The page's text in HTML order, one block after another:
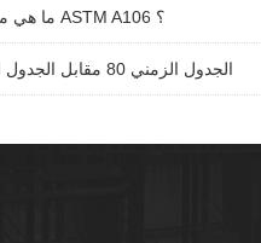
ما هي معايير مكافئة من ASTM A106 ؟
الجدول الزمني 80 مقابل الجدول الزمني 40 الأنابيب